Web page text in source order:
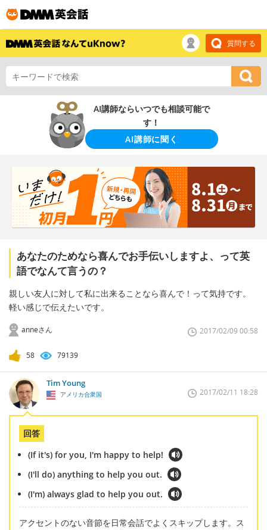
質問する
AI講師ならいつでも相談可能で
す！
AI講師に聞く
あなたのためなら喜んでお手伝いしますよ、って英
語でなんて言うの？
親しい友人に対して私に出来ることなら喜んで！って気持です。
軽い感じで伝えたいです。
anneさん 2017/02/09 00:58
58 79139
Tim Young
アメリカ合衆国 2017/02/11 18:28
回答
(If it's) for you, I'm happy to help!
(I'll do) anything to help you out.
(I'm) always glad to help you out.
アクセントのない音節を日常会話でよくスキップします。ス